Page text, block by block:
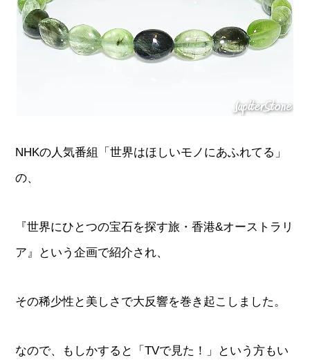
NHKの人気番組「世界はほしいモノにあふれてる」
の、
『世界にひとつの宝石を探す旅・香港&オーストラリ
ア』という企画で紹介され、
その稀少性と美しさで大反響を巻き起こしました。
なので、もしかすると「TVで見た！」という方もい